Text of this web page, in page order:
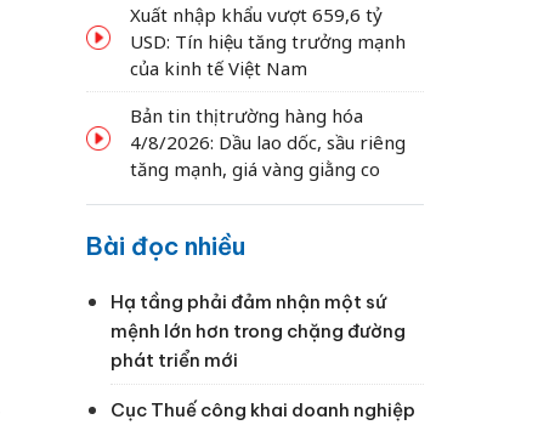
Xuất nhập khẩu vượt 659,6 tỷ
USD: Tín hiệu tăng trưởng mạnh
của kinh tế Việt Nam
Bản tin thị trường hàng hóa
4/8/2026: Dầu lao dốc, sầu riêng
tăng mạnh, giá vàng giằng co
Bài đọc nhiều
Hạ tầng phải đảm nhận một sứ
mệnh lớn hơn trong chặng đường
phát triển mới
Cục Thuế công khai doanh nghiệp